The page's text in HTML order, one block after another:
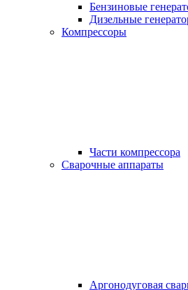
Бензиновые
Дизельные
Компрессоры
Части компрессора
Сварочные аппараты
Аргонодуговая